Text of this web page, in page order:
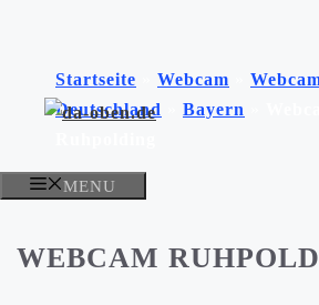
springen
MENU
Startseite Webcam
Deutschland
Bayern
WEBCAM